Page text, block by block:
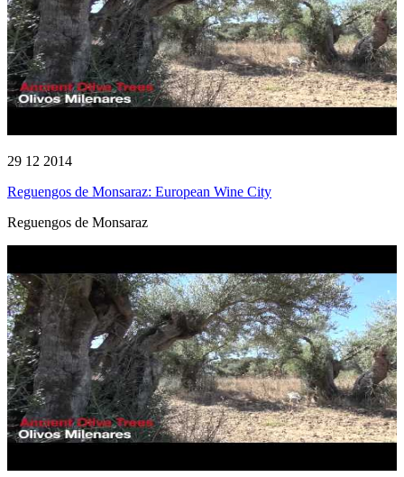
29 12 2014
Reguengos de Monsaraz: European Wine City
Reguengos de Monsaraz